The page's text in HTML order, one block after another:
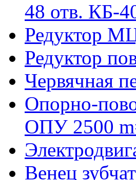
48 отв. КБ-
Редуктор
Редуктор
Червячная
Опорно-
ОПУ 2500
Венец